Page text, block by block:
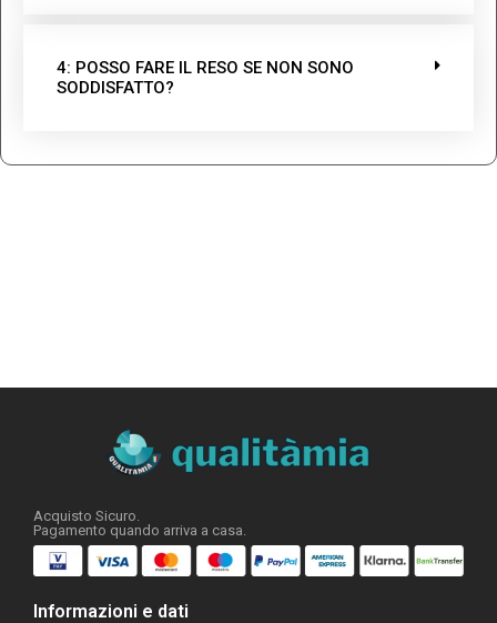
4: POSSO FARE IL RESO SE NON SONO
SODDISFATTO?
Acquisto Sicuro.
Pagamento quando arriva a casa.
Informazioni e dati